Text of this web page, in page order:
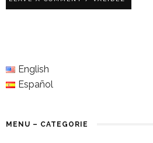
English
Español
MENU – CATEGORIE